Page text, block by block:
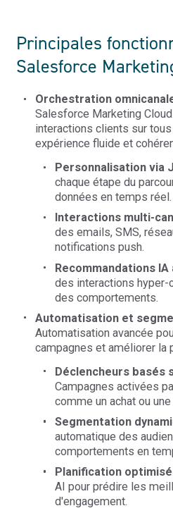
Principales
Salesforce
Orchestration
Salesforce Marketing
interactions clients sur
expérience fluide et
Personnalisation via
chaque étape du
données en temps réel.
Interactions multi-
des emails, SMS,
notifications push.
Recommandations
des interactions hyper-
des comportements.
Automatisation et
Automatisation avancée
campagnes et améliorer la
Déclencheurs basés
Campagnes activées
comme un achat ou
Segmentation
automatique des
comportements en
Planification
AI pour prédire les
d'engagement.